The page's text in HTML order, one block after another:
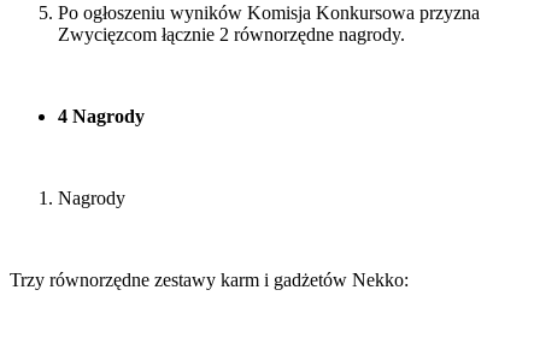
Po ogłoszeniu wyników Komisja Konkursowa przyzna
Zwycięzcom łącznie 2 równorzędne nagrody.
4 Nagrody
Nagrody
Trzy równorzędne zestawy karm i gadżetów Nekko: